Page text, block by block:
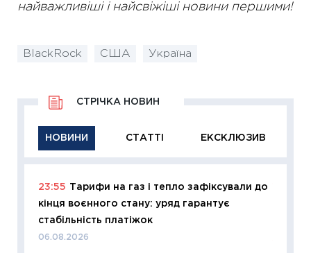
найважливіші і найсвіжіші новини першими!
BlackRock США Україна
НОВИНИ СТАТТІ ЕКСКЛЮЗИВ
СТРІЧКА НОВИН
23:55
Тарифи на газ і тепло зафіксували до
кінця воєнного стану: уряд гарантує
стабільність платіжок
06.08.2026